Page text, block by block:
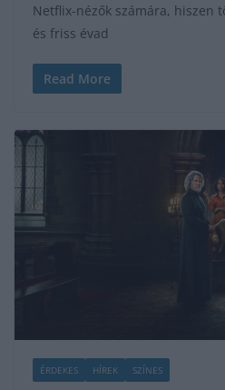
Netflix-nézők számára, hiszen
és friss évad
Read More
ÉRDEKES HÍREK SZÍNES